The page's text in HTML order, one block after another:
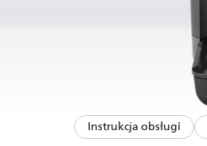
Instrukcja obsługi